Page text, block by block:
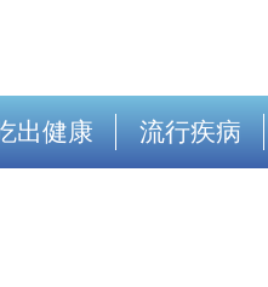
出健康 流行疾病